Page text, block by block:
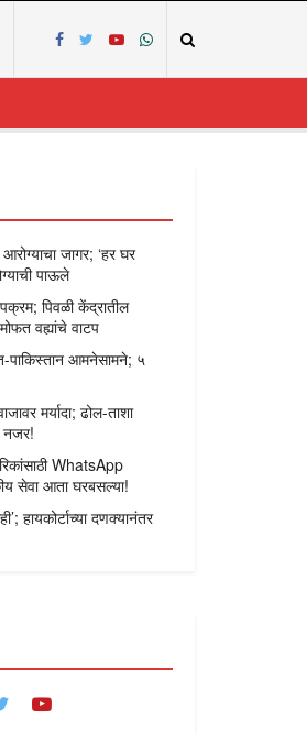
जागर; ‘हर घर
पाऊले
पिवळी केंद्रातील
वह्यांचे वाटप
पाकिस्तान आमनेसामने; ५
मर्यादा; ढोल-ताशा
नजर!
WhatsApp
सेवा आता घरबसल्या!
हायकोर्टाच्या दणक्यानंतर